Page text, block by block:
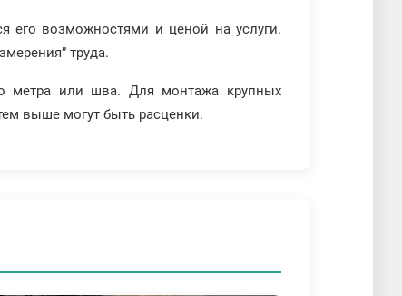
его возможностями и ценой на услуги.
труда.
метра или шва. Для монтажа крупных
выше могут быть расценки.